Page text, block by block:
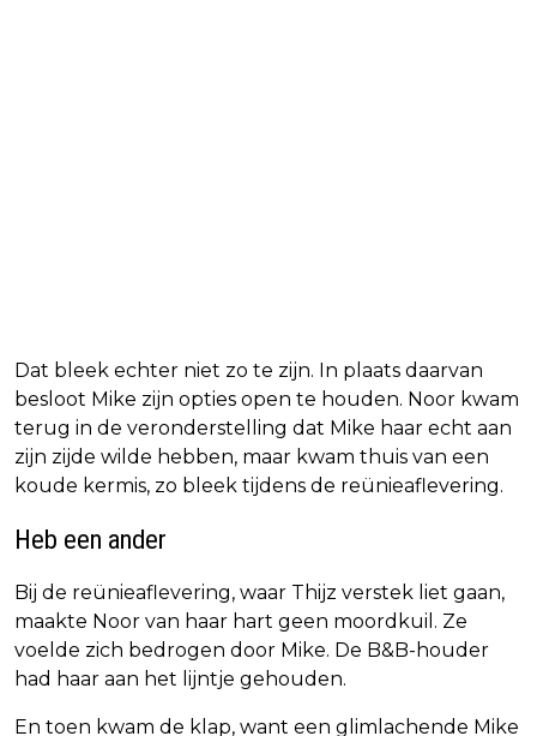
Dat bleek echter niet zo te zijn. In plaats daarvan
besloot Mike zijn opties open te houden. Noor kwam
terug in de veronderstelling dat Mike haar echt aan
zijn zijde wilde hebben, maar kwam thuis van een
koude kermis, zo bleek tijdens de reünieaflevering.
Heb een ander
Bij de reünieaflevering, waar Thijz verstek liet gaan,
maakte Noor van haar hart geen moordkuil. Ze
voelde zich bedrogen door Mike. De B&B-houder
had haar aan het lijntje gehouden.
En toen kwam de klap, want een glimlachende Mike